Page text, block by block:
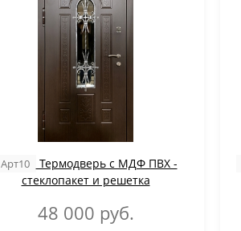
Арт10
Термодверь с МДФ ПВХ -
стеклопакет и решетка
48 000 руб.